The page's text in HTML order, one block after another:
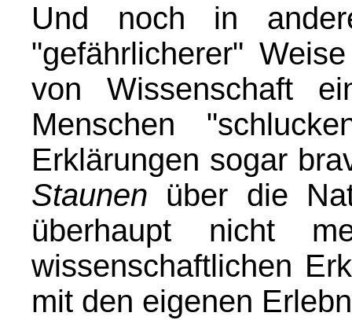
Und noch in
"gefährlicherer"
von Wissenschaft
Menschen
Erklärungen sogar
Staunen über die
überhaupt nicht
wissenschaftlichen
mit den eigenen